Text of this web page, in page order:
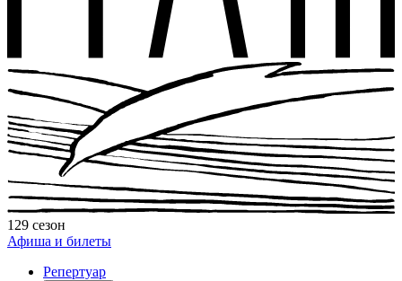
129 сезон
Афиша и билеты
Репертуар